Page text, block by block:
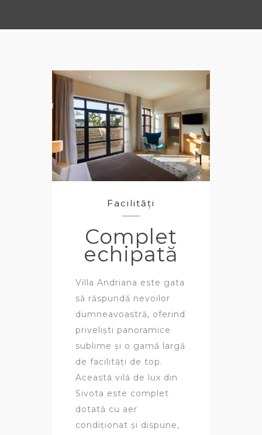
Facilități
Complet
echipată
Villa Andriana este gata
să răspundă nevoilor
dumneavoastră, oferind
priveliști panoramice
sublime și o gamă largă
de facilități de top.
Această vilă de lux din
Sivota este complet
dotată cu aer
condiționat și dispune,